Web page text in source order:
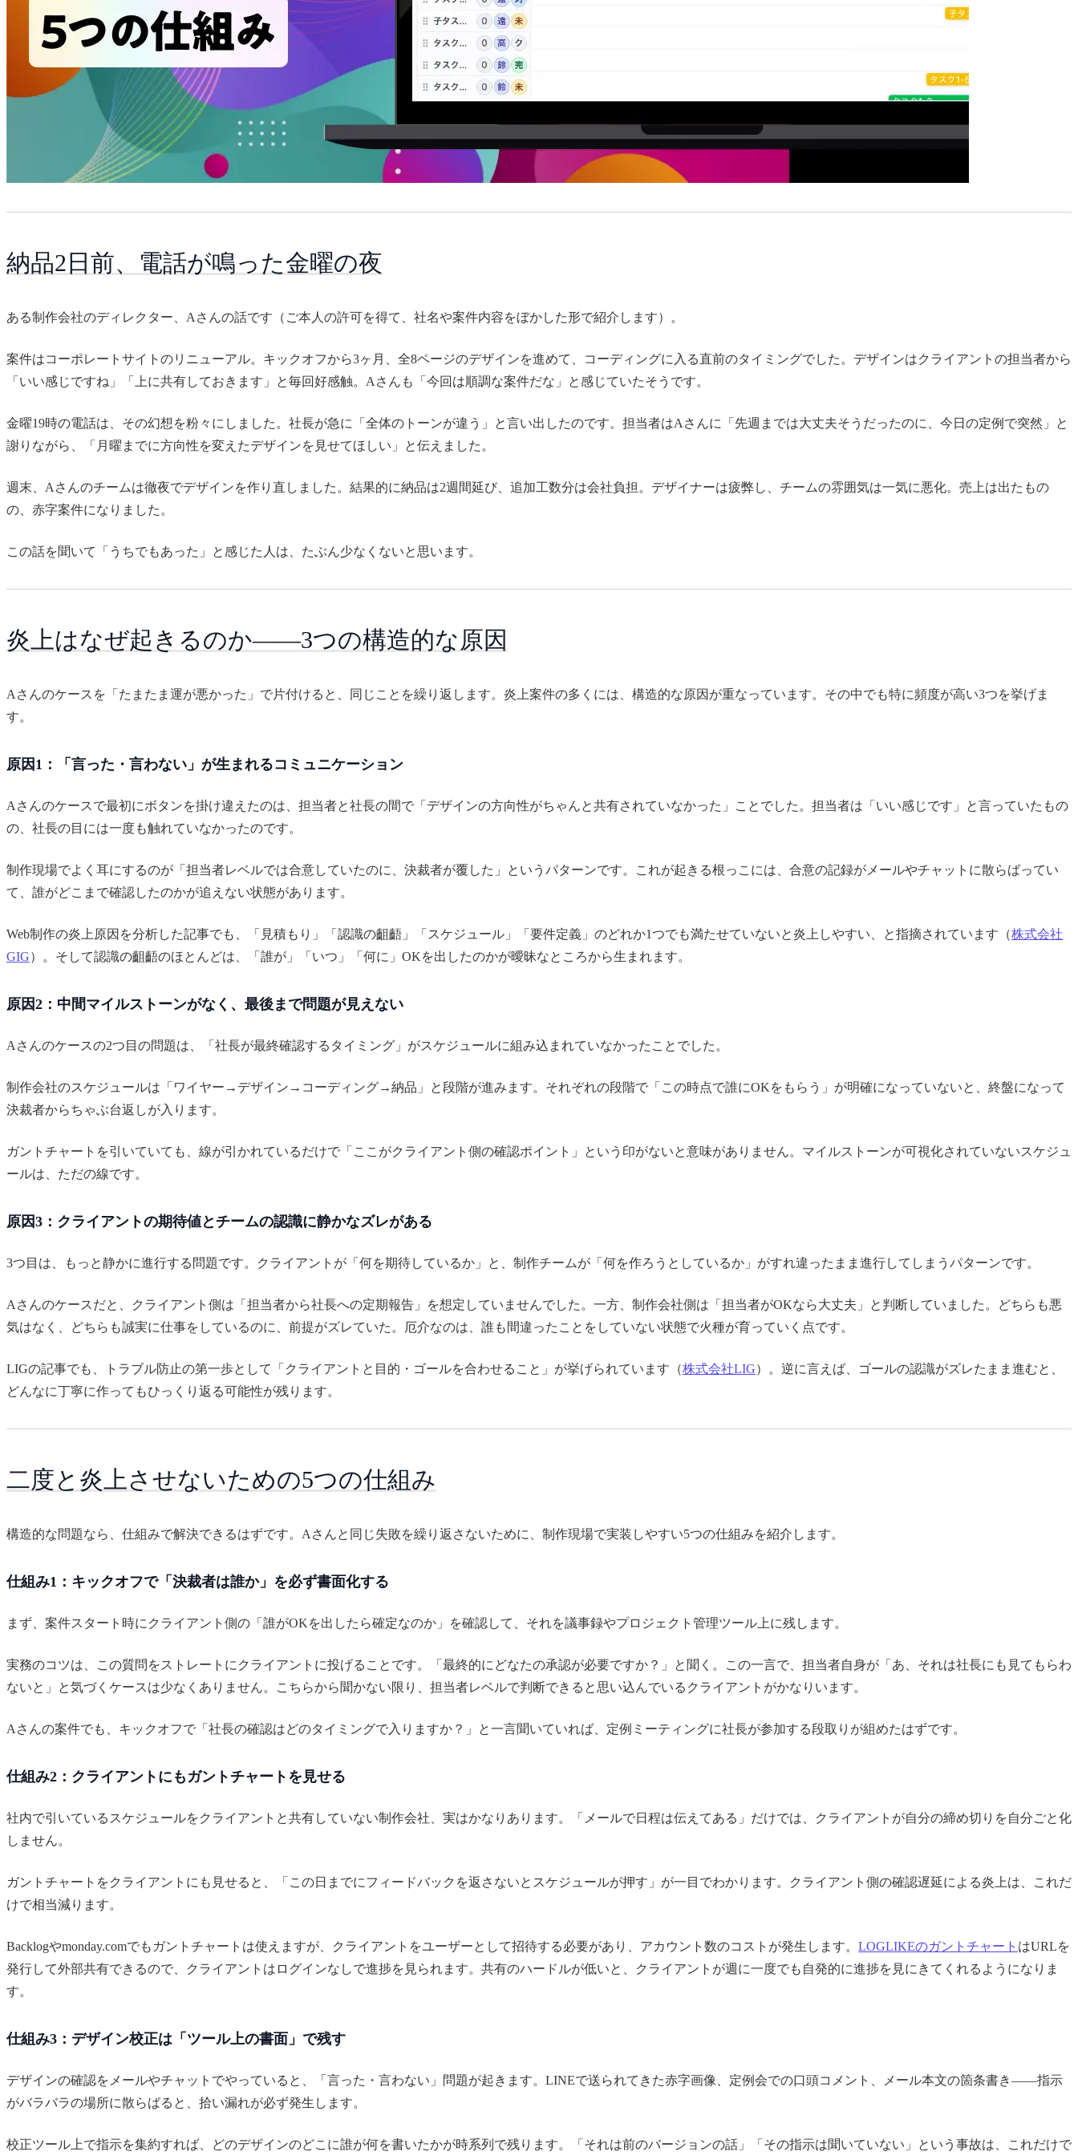
納品2日前、電話が鳴った金曜の夜
ある制作会社のディレクター、Aさんの話です（ご本人の許可を得て、社名や案件内容をぼかした形で紹介します）。
案件はコーポレートサイトのリニューアル。キックオフから3ヶ月、全8ページのデザインを進めて、コーディングに入る直前のタイミングでした。デザインはクライアントの担当者から
「いい感じですね」「上に共有しておきます」と毎回好感触。Aさんも「今回は順調な案件だな」と感じていたそうです。
金曜19時の電話は、その幻想を粉々にしました。社長が急に「全体のトーンが違う」と言い出したのです。担当者はAさんに「先週までは大丈夫そうだったのに、今日の定例で突然」と
謝りながら、「月曜までに方向性を変えたデザインを見せてほしい」と伝えました。
週末、Aさんのチームは徹夜でデザインを作り直しました。結果的に納品は2週間延び、追加工数分は会社負担。デザイナーは疲弊し、チームの雰囲気は一気に悪化。売上は出たもの
の、赤字案件になりました。
この話を聞いて「うちでもあった」と感じた人は、たぶん少なくないと思います。
炎上はなぜ起きるのか——3つの構造的な原因
Aさんのケースを「たまたま運が悪かった」で片付けると、同じことを繰り返します。炎上案件の多くには、構造的な原因が重なっています。その中でも特に頻度が高い3つを挙げま
す。
原因1：「言った・言わない」が生まれるコミュニケーション
Aさんのケースで最初にボタンを掛け違えたのは、担当者と社長の間で「デザインの方向性がちゃんと共有されていなかった」ことでした。担当者は「いい感じです」と言っていたもの
の、社長の目には一度も触れていなかったのです。
制作現場でよく耳にするのが「担当者レベルでは合意していたのに、決裁者が覆した」というパターンです。これが起きる根っこには、合意の記録がメールやチャットに散らばってい
て、誰がどこまで確認したのかが追えない状態があります。
Web制作の炎上原因を分析した記事でも、「見積もり」「認識の齟齬」「スケジュール」「要件定義」のどれか1つでも満たせていないと炎上しやすい、と指摘されています（株式会社
GIG）。そして認識の齟齬のほとんどは、「誰が」「いつ」「何に」OKを出したのかが曖昧なところから生まれます。
原因2：中間マイルストーンがなく、最後まで問題が見えない
Aさんのケースの2つ目の問題は、「社長が最終確認するタイミング」がスケジュールに組み込まれていなかったことでした。
制作会社のスケジュールは「ワイヤー→デザイン→コーディング→納品」と段階が進みます。それぞれの段階で「この時点で誰にOKをもらう」が明確になっていないと、終盤になって
決裁者からちゃぶ台返しが入ります。
ガントチャートを引いていても、線が引かれているだけで「ここがクライアント側の確認ポイント」という印がないと意味がありません。マイルストーンが可視化されていないスケジュ
ールは、ただの線です。
原因3：クライアントの期待値とチームの認識に静かなズレがある
3つ目は、もっと静かに進行する問題です。クライアントが「何を期待しているか」と、制作チームが「何を作ろうとしているか」がすれ違ったまま進行してしまうパターンです。
Aさんのケースだと、クライアント側は「担当者から社長への定期報告」を想定していませんでした。一方、制作会社側は「担当者がOKなら大丈夫」と判断していました。どちらも悪
気はなく、どちらも誠実に仕事をしているのに、前提がズレていた。厄介なのは、誰も間違ったことをしていない状態で火種が育っていく点です。
LIGの記事でも、トラブル防止の第一歩として「クライアントと目的・ゴールを合わせること」が挙げられています（株式会社LIG）。逆に言えば、ゴールの認識がズレたまま進むと、
どんなに丁寧に作ってもひっくり返る可能性が残ります。
二度と炎上させないための5つの仕組み
構造的な問題なら、仕組みで解決できるはずです。Aさんと同じ失敗を繰り返さないために、制作現場で実装しやすい5つの仕組みを紹介します。
仕組み1：キックオフで「決裁者は誰か」を必ず書面化する
まず、案件スタート時にクライアント側の「誰がOKを出したら確定なのか」を確認して、それを議事録やプロジェクト管理ツール上に残します。
実務のコツは、この質問をストレートにクライアントに投げることです。「最終的にどなたの承認が必要ですか？」と聞く。この一言で、担当者自身が「あ、それは社長にも見てもらわ
ないと」と気づくケースは少なくありません。こちらから聞かない限り、担当者レベルで判断できると思い込んでいるクライアントがかなりいます。
Aさんの案件でも、キックオフで「社長の確認はどのタイミングで入りますか？」と一言聞いていれば、定例ミーティングに社長が参加する段取りが組めたはずです。
仕組み2：クライアントにもガントチャートを見せる
社内で引いているスケジュールをクライアントと共有していない制作会社、実はかなりあります。「メールで日程は伝えてある」だけでは、クライアントが自分の締め切りを自分ごと化
しません。
ガントチャートをクライアントにも見せると、「この日までにフィードバックを返さないとスケジュールが押す」が一目でわかります。クライアント側の確認遅延による炎上は、これだ
けで相当減ります。
Backlogやmonday.comでもガントチャートは使えますが、クライアントをユーザーとして招待する必要があり、アカウント数のコストが発生します。 LOGLIKEのガントチャート はURLを
発行して外部共有できるので、クライアントはログインなしで進捗を見られます。共有のハードルが低いと、クライアントが週に一度でも自発的に進捗を見にきてくれるようになりま
す。
仕組み3：デザイン校正は「ツール上の書面」で残す
デザインの確認をメールやチャットでやっていると、「言った・言わない」問題が起きます。LINEで送られてきた赤字画像、定例会での口頭コメント、メール本文の箇条書き——指示
がバラバラの場所に散らばると、拾い漏れが必ず発生します。
校正ツール上で指示を集約すれば、どのデザインのどこに誰が何を書いたかが時系列で残ります。「それは前のバージョンの話」「その指示は聞いていない」という事故は、これだけで